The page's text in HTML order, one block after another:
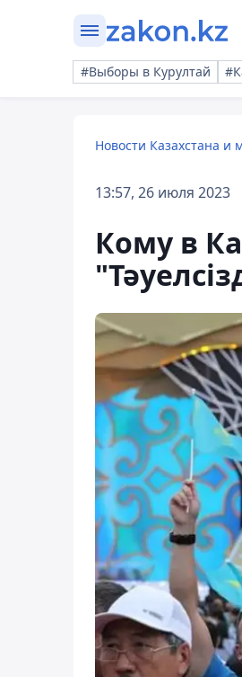
#Выборы в Курултай
Новости Казахстана и
13:57, 26 июля 2023
Кому в